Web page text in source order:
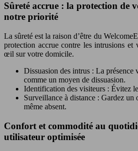
Sûreté accrue : la protection de
notre priorité
La sûreté est la raison d’être du
protection accrue contre les intrusions et
œil sur votre domicile.
Dissuasion des intrus : La
comme un moyen de dissuasion.
Identification des visiteurs : Évitez
Surveillance à distance : Gardez
même absent.
Confort et commodité au
utilisateur optimisée